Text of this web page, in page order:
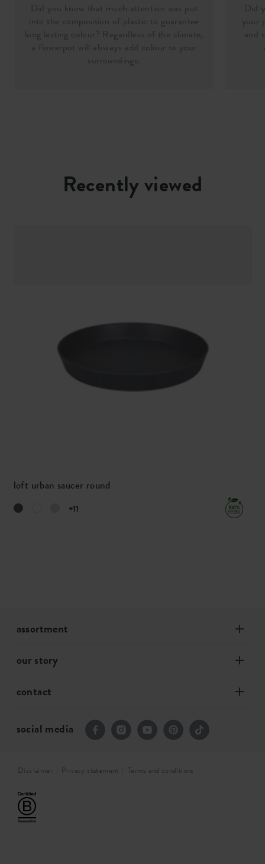
Did you know that much attention was put
into the composition of plastic to guarantee
long lasting colour? Regardless of the climate,
a flowerpot will alsways add colour to your
surroundings.
Did
your
and
Recently viewed
loft urban saucer round
+11
assortment
our story
contact
social media
Disclaimer Privacy statement Terms and conditions